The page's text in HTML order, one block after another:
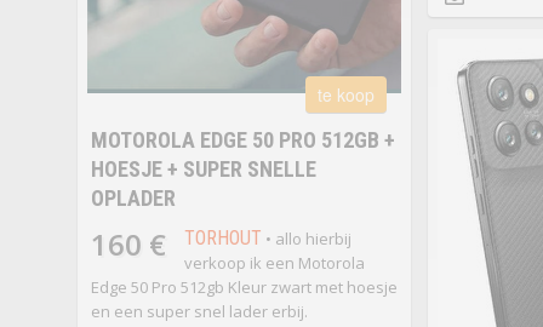
te koop
MOTOROLA EDGE 50 PRO 512GB +
HOESJE + SUPER SNELLE
OPLADER
160 € TORHOUT • allo hierbij
verkoop ik een Motorola
Edge 50 Pro 512gb Kleur zwart met hoesje
en een super snel lader erbij.